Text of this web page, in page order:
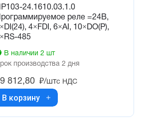
24.1610.03.1.0
реле =24В,
4×FDI, 6×AI, 10×DO(P),
485
В наличии 2 шт
производства 2 дня
812,80 ₽/штс НДС
В корзину